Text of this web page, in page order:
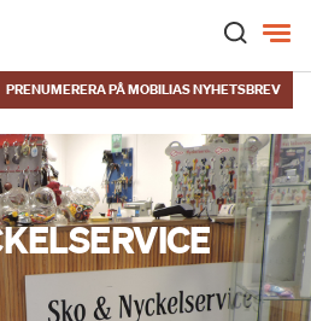
PRENUMERERA PÅ MOBILIAS NYHETSBREV
& NYCKELSERVICE